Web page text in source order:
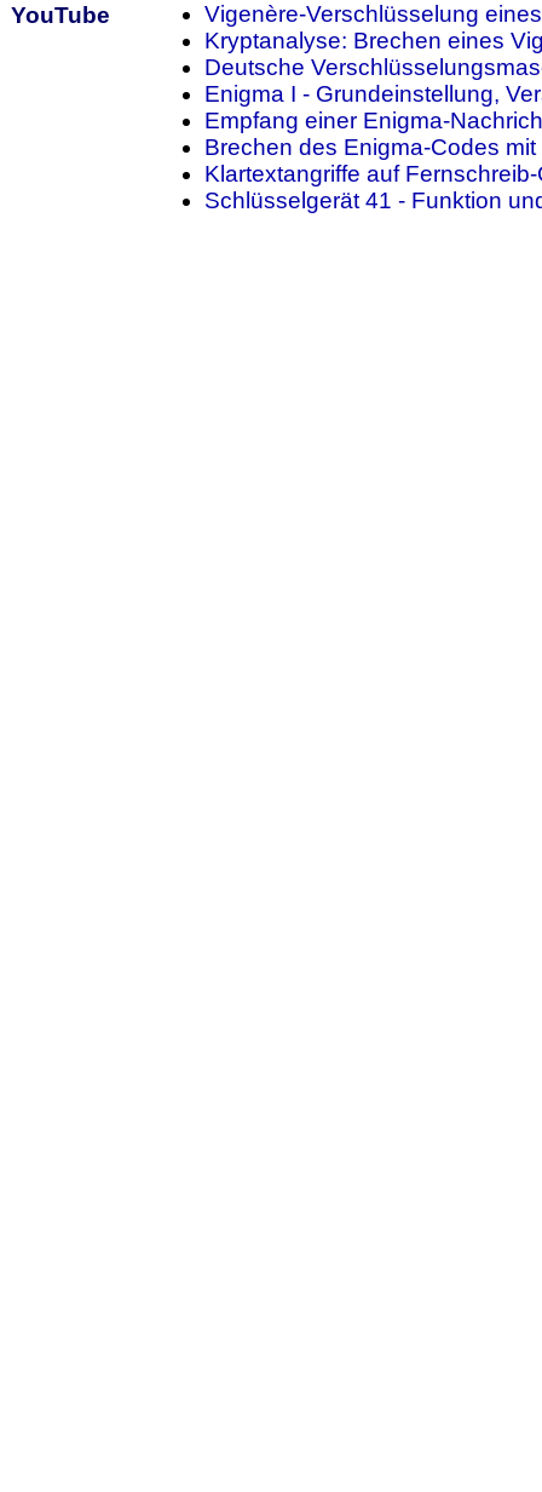
YouTube
Vigenère-Verschlüsselung
Kryptanalyse: Brechen eines
Deutsche
Enigma I - Grundeinstellung,
Empfang einer Enigma-
Brechen des Enigma-Codes
Klartextangriffe auf
Schlüsselgerät 41 - Funktion